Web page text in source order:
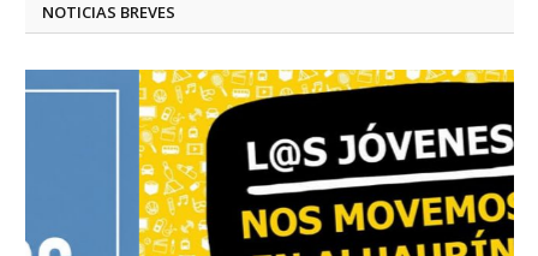
NOTICIAS BREVES